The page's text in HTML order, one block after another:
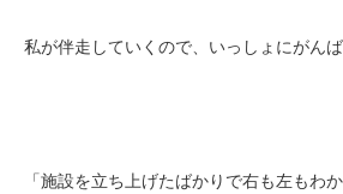
私が伴走していくので、いっしょにがん
「施設を立ち上げたばかりで右も左もわか